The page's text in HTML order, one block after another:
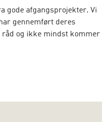
gode afgangsprojekter. Vi
gennemført deres
råd og ikke mindst kommer
i ledelse som